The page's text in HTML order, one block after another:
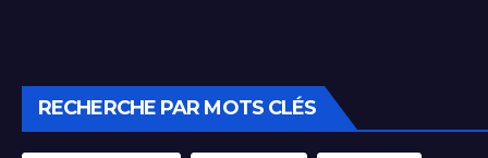
RECHERCHE PAR MOTS CLÉS